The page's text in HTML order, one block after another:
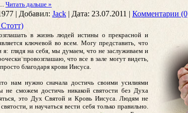
... Читать дальше »
| Добавил: Jack | Дата: 23.07.2011 | Комментарии
в жизнь людей истины о прекрасной и
ключевой во всем. Могу представить, что
глядя на себя, мы думаем, что не заслуживаем и
провозглашаю, что все в зале могут видеть,
благодаря крови Иисуса.
нам нужно сначала достичь своими усилиями
не сможем достичь никакой святости без Духа
это Дух Святой и Кровь Иисуса. Людям не
и научаться вести себя только правильно.